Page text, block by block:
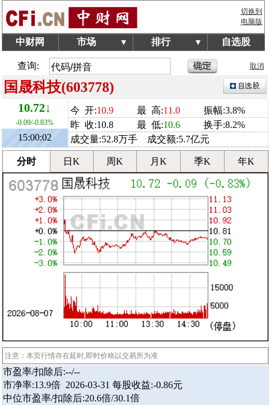
切换到
电脑版
中财网 市场 ▼ 排行 ▼ 自选股
查询: 取消
国晟科技(603778)
10.72↓
-0.09/-0.83%
15:00:02
今 开:10.9 最 高:11.0
振幅:3.8%
昨 收:10.8
最 低:10.6
换手:8.2%
成交量:52.8万手 成交额:5.7亿元
分时 日K 周K 月K 季K 年K
注意：本页行情存在延时,即时价格以交易所为准
市盈率/扣除后:--/--
市净率:13.9倍 2026-03-31 每股收益:-0.86元
中位市盈率/扣除后:20.6倍/30.1倍